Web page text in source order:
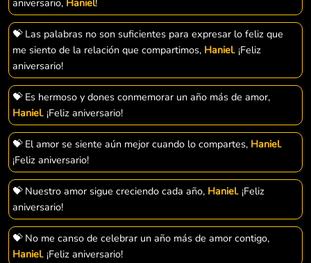
💝 Las palabras no son suficientes para expresar lo feliz que
me siento de la relación que compartimos, Haniel. ¡Feliz
aniversario!
💝 Es hermoso y dones conmemorar un año más de amor,
Haniel. ¡Feliz aniversario!
💝 El amor se siente aún mejor cuando lo compartes, Haniel.
¡Feliz aniversario!
💝 Nuestro amor sigue creciendo cada año, Haniel. ¡Feliz
aniversario!
💝 No me canso de celebrar un año más de amor contigo,
Haniel. ¡Feliz aniversario!